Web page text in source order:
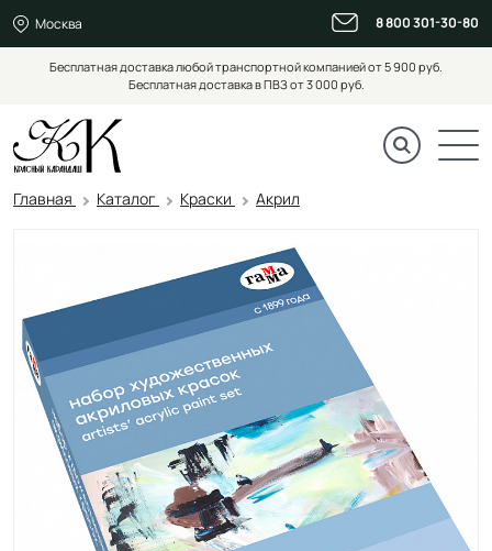
Москва 8 800 301-30-80
Бесплатная доставка любой транспортной компанией от 5 900 руб.
Бесплатная доставка в ПВЗ от 3 000 руб.
Главная Каталог Краски Акрил